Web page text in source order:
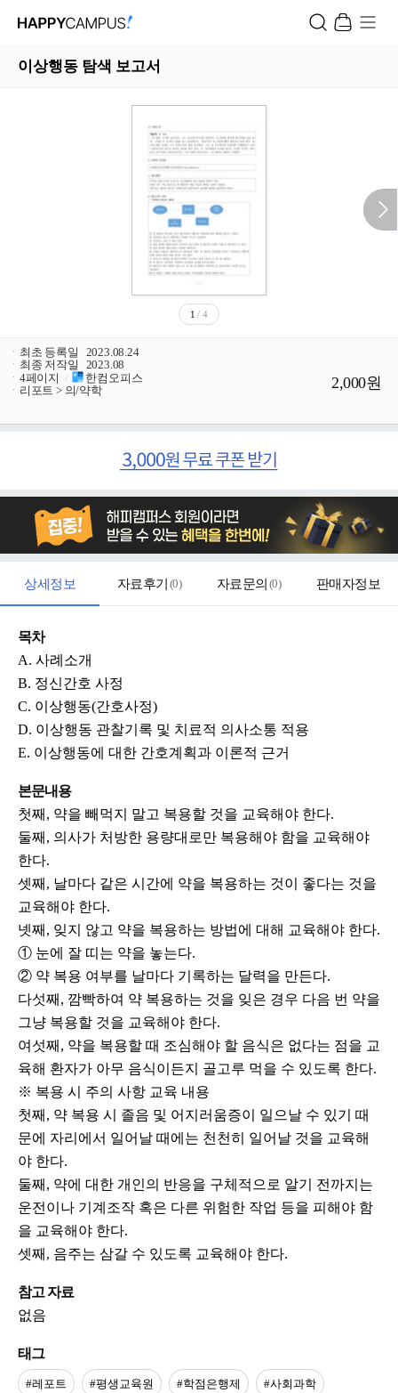
이상행동 탐색 보고서
1 / 4
ㆍ 최초 등록일
2023.08.24
ㆍ 최종 저작일
2023.08
ㆍ 4페이지 /
한컴오피스
ㆍ 리포트 > 의/약학 2,000원
상세정보 자료후기 (0) 자료문의 (0) 판매자정보
목차
A. 사례소개
B. 정신간호 사정
C. 이상행동(간호사정)
D. 이상행동 관찰기록 및 치료적 의사소통 적용
E. 이상행동에 대한 간호계획과 이론적 근거
본문내용
첫째, 약을 빼먹지 말고 복용할 것을 교육해야 한다.
둘째, 의사가 처방한 용량대로만 복용해야 함을 교육해야
한다.
셋째, 날마다 같은 시간에 약을 복용하는 것이 좋다는 것을
교육해야 한다.
넷째, 잊지 않고 약을 복용하는 방법에 대해 교육해야 한다.
① 눈에 잘 띠는 약을 놓는다.
② 약 복용 여부를 날마다 기록하는 달력을 만든다.
다섯째, 깜빡하여 약 복용하는 것을 잊은 경우 다음 번 약을
그냥 복용할 것을 교육해야 한다.
여섯째, 약을 복용할 때 조심해야 할 음식은 없다는 점을 교
육해 환자가 아무 음식이든지 골고루 먹을 수 있도록 한다.
※ 복용 시 주의 사항 교육 내용
첫째, 약 복용 시 졸음 및 어지러움증이 일으날 수 있기 때
문에 자리에서 일어날 때에는 천천히 일어날 것을 교육해
야 한다.
둘째, 약에 대한 개인의 반응을 구체적으로 알기 전까지는
운전이나 기계조작 혹은 다른 위험한 작업 등을 피해야 함
을 교육해야 한다.
셋째, 음주는 삼갈 수 있도록 교육해야 한다.
참고 자료
없음
태그
#레포트 #평생교육원 #학점은행제 #사회과학